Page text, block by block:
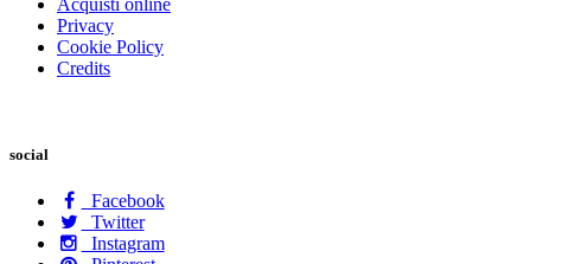
Privacy
Cookie Policy
Credits
social
Facebook
Twitter
Instagram